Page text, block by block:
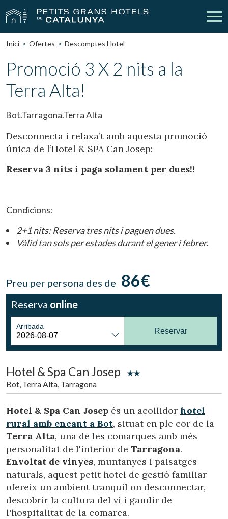
Els Nostres Hotels Escapades
Casaments
Xecs Regal
Contacte La meva reserva
Ubicació/nom de l'hotel
CA ES EN FR
Inici Ofertes Descomptes Hotel
Promoció 3 X 2 nits a la
Terra Alta!
Bot.Tarragona.Terra Alta
Desconnecta i relaxa’t amb aquesta promoció
única de l’Hotel & SPA Can Josep:
Reserva 3 nits i paga solament per dues!!
Condicions:
2+1 nits: Reserva tres nits i paguen dues.
Vàlid tan sols per estades durant el gener i febrer.
Preu per persona des de 86€
Reserva online
Arribada
Reservar
Hotel & Spa Can Josep
Bot, Terra Alta, Tarragona
Hotel & Spa Can Josep és un acollidor hotel
rural amb encant a Bot, situat en ple cor de la
Terra Alta, una de les comarques amb més
personalitat de l'interior de Tarragona.
Envoltat de vinyes, muntanyes i paisatges
naturals, aquest petit hotel de gestió familiar
ofereix un ambient tranquil on desconnectar,
descobrir la cultura del vi i gaudir de
l'hospitalitat de la comarca.